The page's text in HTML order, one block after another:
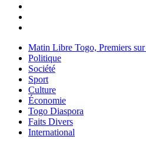
Matin Libre Togo, Premiers
Politique
Société
Sport
Culture
Économie
Togo Diaspora
Faits Divers
International